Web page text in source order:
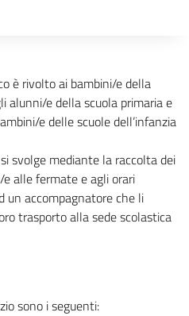
è rivolto ai bambini/e della
alunni/e della scuola primaria e
e delle scuole dell’infanzia
svolge mediante la raccolta dei
alle fermate e agli orari
un accompagnatore che li
trasporto alla sede scolastica
sono i seguenti: